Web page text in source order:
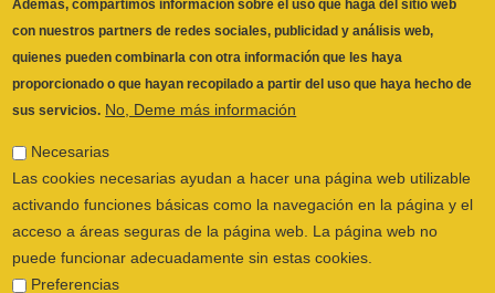
ILUSTRE COLEGIO OFICIAL DE
FISIOTERAPEUTAS DE LA COMUNIDAD
proporcionado o que hayan recopilado a partir del uso que haya hecho de
sus servicios. No, Deme más información
Necesarias
Las cookies necesarias ayudan a hacer una página web utilizable
acceso a áreas seguras de la página web. La página web no
puede funcionar adecuadamente sin estas cookies.
Preferencias
Las cookies de preferencias permiten a la página web recordar
información que cambia la forma en que la página se comporta o
el aspecto que tiene, como su idioma preferido o la región en la